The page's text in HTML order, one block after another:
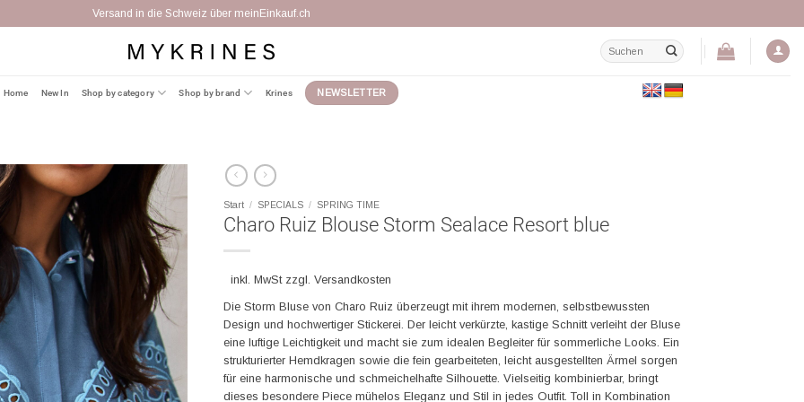
Versand in die Schweiz über meinEinkauf.ch
Suchen
nach:
Home New In Shop by category Shop by brand Krines NEWSLETTER
Start / SPECIALS / SPRING TIME
Charo Ruiz Blouse Storm Sealace Resort blue
inkl. MwSt zzgl. Versandkosten
Die Storm Bluse von Charo Ruiz überzeugt mit ihrem modernen, selbstbewussten
Design und hochwertiger Stickerei. Der leicht verkürzte, kastige Schnitt verleiht der Bluse
eine luftige Leichtigkeit und macht sie zum idealen Begleiter für sommerliche Looks. Ein
strukturierter Hemdkragen sowie die fein gearbeiteten, leicht ausgestellten Ärmel sorgen
für eine harmonische und schmeichelhafte Silhouette. Vielseitig kombinierbar, bringt
dieses besondere Piece mühelos Eleganz und Stil in jedes Outfit. Toll in Kombination